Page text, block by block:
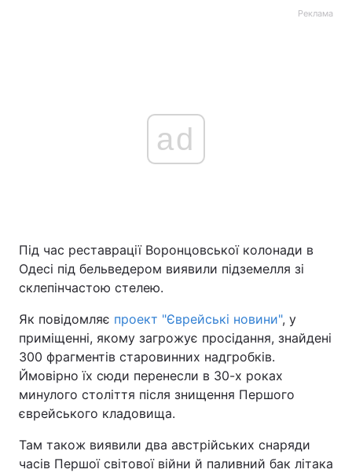
Головна Війна
Україна
Економіка
Спорт
Техно і зв'язок Лайт
Реклама
ad
Під час реставрації Воронцовської колонади в
Одесі під бельведером виявили підземелля зі
склепінчастою стелею.
Як повідомляє проект "Єврейські новини", у
приміщенні, якому загрожує просідання, знайдені
300 фрагментів старовинних надгробків.
Ймовірно їх сюди перенесли в 30-х роках
минулого століття після знищення Першого
єврейського кладовища.
Там також виявили два австрійських снаряди
часів Першої світової війни й паливний бак літака